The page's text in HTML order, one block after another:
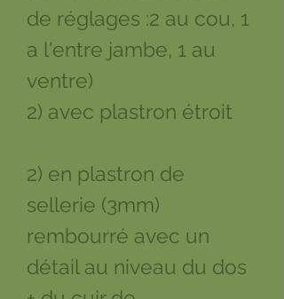
de réglages :2 au cou, 1
a l'entre jambe, 1 au
ventre)
2) avec plastron étroit
2) en plastron de
sellerie (3mm)
rembourré avec un
détail au niveau du dos